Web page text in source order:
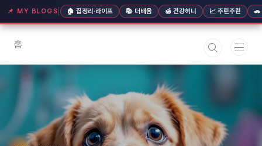
📌 MY BLOGS 🏠 집정리·라이프 📚 더배움 🍯 건강허니 📈 주린주린 🚗
홈